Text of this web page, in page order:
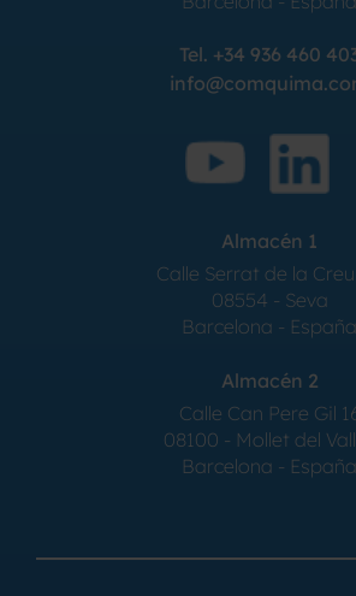
Tel. +34 936 460
Almacén 1
Calle Serrat de la
08554 - Seva
Barcelona - España
Almacén 2
Calle Can Pere Gil
08100 - Mollet del
Barcelona - España